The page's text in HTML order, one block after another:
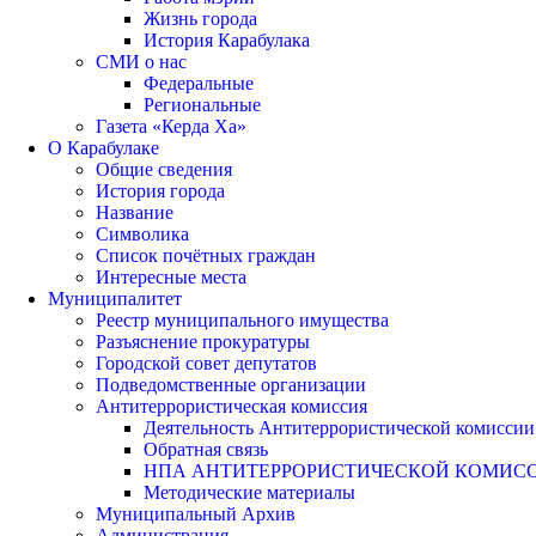
Жизнь города
История Карабулака
СМИ о нас
Федеральные
Региональные
Газета «Керда Ха»
О Карабулаке
Общие сведения
История города
Название
Символика
Список почётных граждан
Интересные места
Муниципалитет
Реестр муниципального имущества
Разъяснение прокуратуры
Городской совет депутатов
Подведомственные организации
Антитеррористическая комиссия
Деятельность Антитеррористической комиссии
Обратная связь
НПА АНТИТЕРРОРИСТИЧЕСКОЙ
Методические материалы
Муниципальный Архив